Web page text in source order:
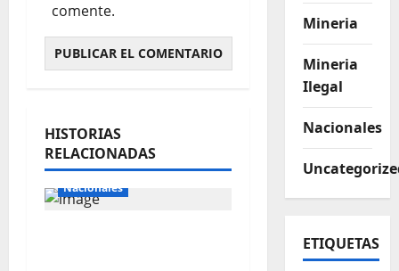
comente.
HISTORIAS
RELACIONADAS
Internacionales
Nacionales
Mineria
Mineria
Ilegal
Nacionales
ETIQUETAS